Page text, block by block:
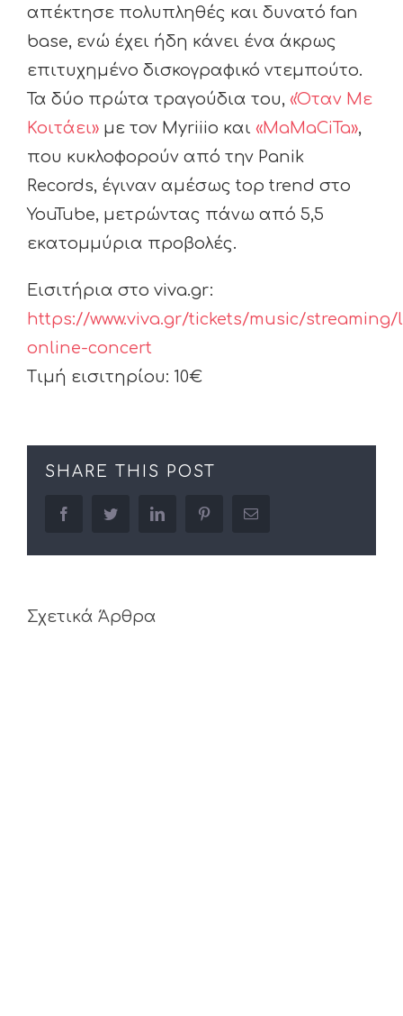
απέκτησε πολυπληθές και δυνατό fan
base, ενώ έχει ήδη κάνει ένα άκρως
επιτυχημένο δισκογραφικό ντεμπούτο.
Τα δύο πρώτα τραγούδια του, «Όταν Με
Κοιτάει» με τον Myriiio και «MaMaCiTa»,
που κυκλοφορούν από την Panik
Records, έγιναν αμέσως top trend στο
YouTube, μετρώντας πάνω από 5,5
εκατομμύρια προβολές.
Εισιτήρια στο viva.gr:
https://www.viva.gr/tickets/music/
online-concert
Τιμή εισιτηρίου: 10€
SHARE THIS POST
facebooktwitter linkedin pinterestEmail
Σχετικά Άρθρα